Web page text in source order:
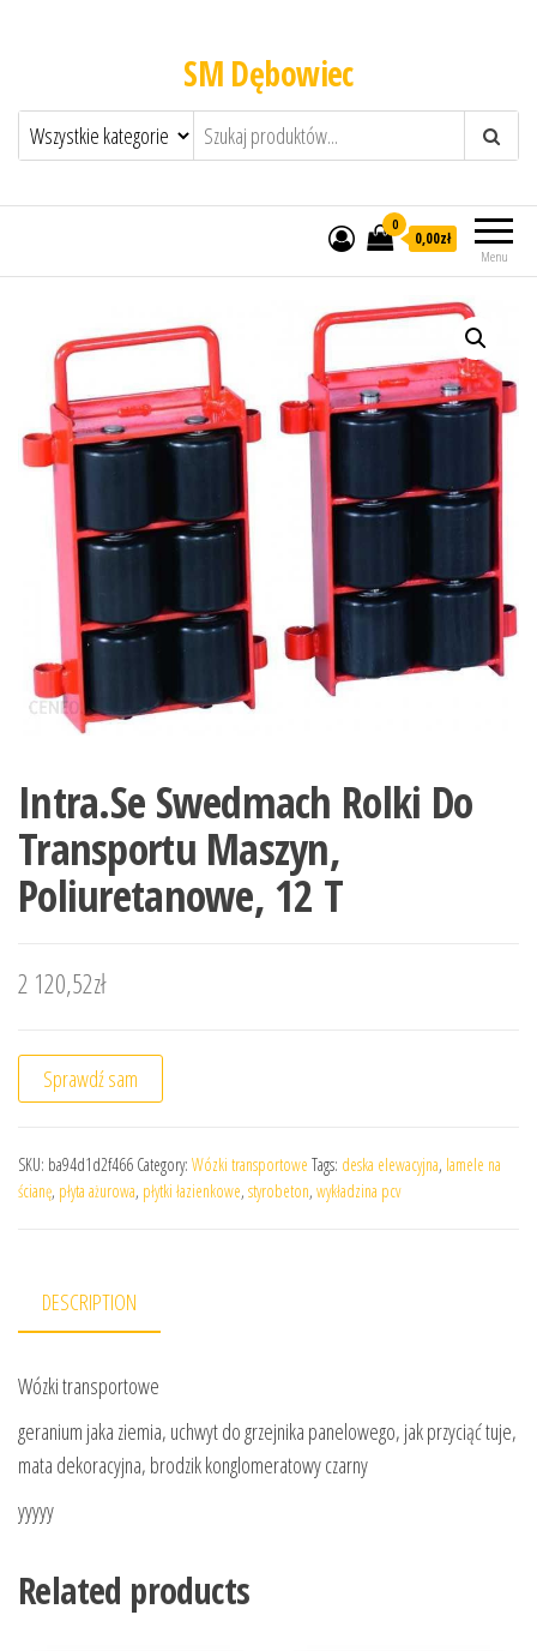
SM Dębowiec
Menu
0
0,00zł
Intra.Se Swedmach Rolki Do
Transportu Maszyn,
Poliuretanowe, 12 T
2 120,52zł
Sprawdź sam
SKU: ba94d1d2f466 Category: Wózki transportowe Tags: deska elewacyjna, lamele na
ścianę, płyta ażurowa, płytki łazienkowe, styrobeton, wykładzina pcv
DESCRIPTION
Wózki transportowe
geranium jaka ziemia, uchwyt do grzejnika panelowego, jak przyciąć tuje,
mata dekoracyjna, brodzik konglomeratowy czarny
yyyyy
Related products